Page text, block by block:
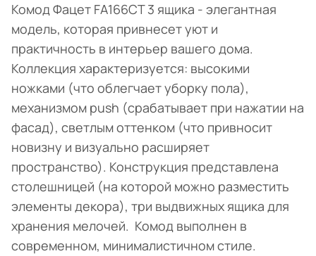
Комод Фацет FA166CT 3 ящика - элегантная
модель, которая привнесет уют и
практичность в интерьер вашего дома.
Коллекция характеризуется: высокими
ножками (что облегчает уборку пола),
механизмом push (срабатывает при нажатии на
фасад), светлым оттенком (что привносит
новизну и визуально расширяет
пространство). Конструкция представлена
столешницей (на которой можно разместить
элементы декора), три выдвижных ящика для
хранения мелочей. Комод выполнен в
современном, минималистичном стиле.